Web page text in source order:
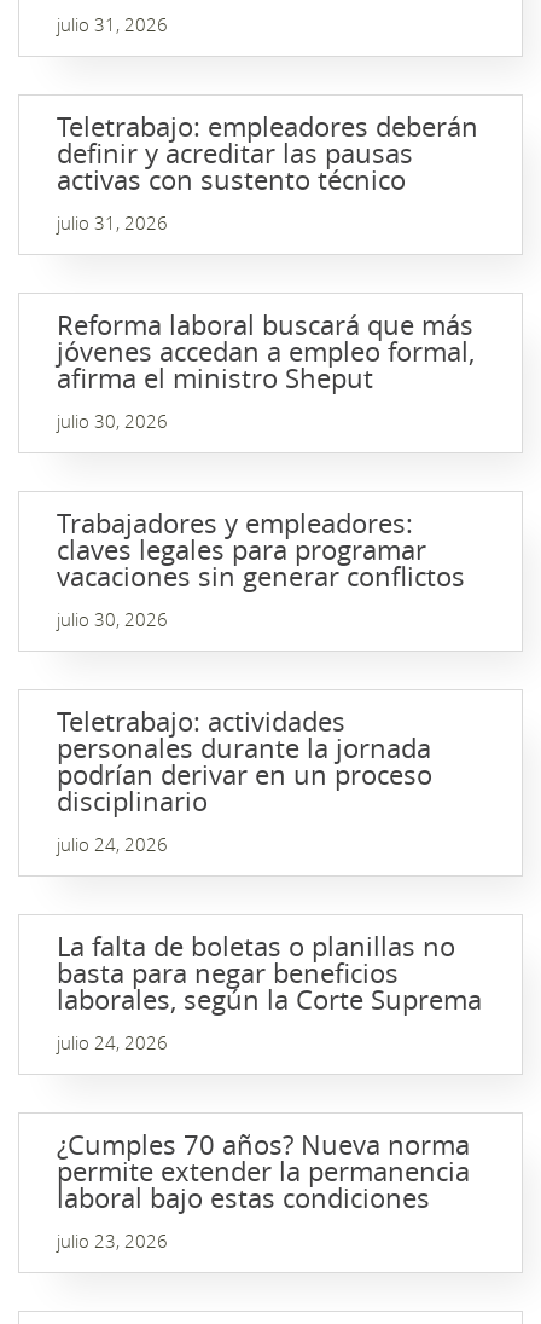
julio 31, 2026
Teletrabajo: empleadores deberán
definir y acreditar las pausas
activas con sustento técnico
julio 31, 2026
Reforma laboral buscará que más
jóvenes accedan a empleo formal,
afirma el ministro Sheput
julio 30, 2026
Trabajadores y empleadores:
claves legales para programar
vacaciones sin generar conflictos
julio 30, 2026
Teletrabajo: actividades
personales durante la jornada
podrían derivar en un proceso
disciplinario
julio 24, 2026
La falta de boletas o planillas no
basta para negar beneficios
laborales, según la Corte Suprema
julio 24, 2026
¿Cumples 70 años? Nueva norma
permite extender la permanencia
laboral bajo estas condiciones
julio 23, 2026